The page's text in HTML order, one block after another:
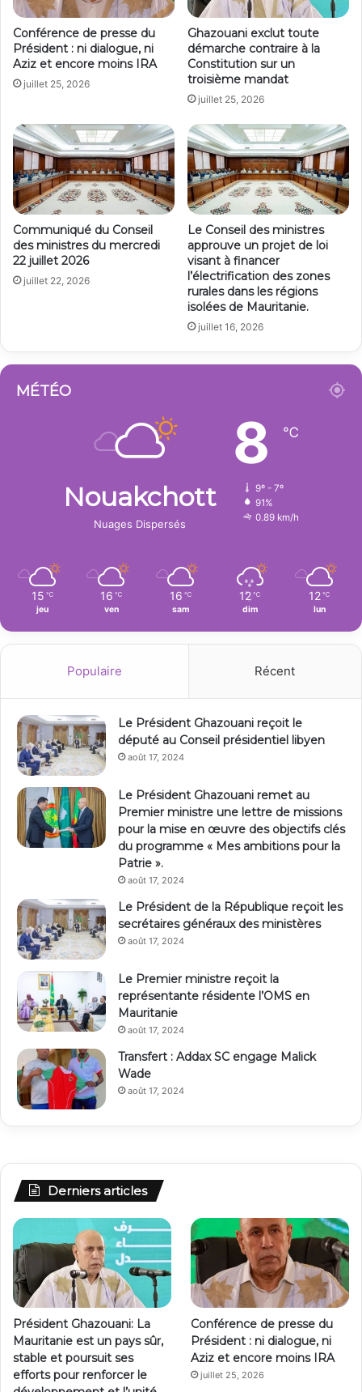
Conférence de presse du
Président : ni dialogue, ni
Aziz et encore moins IRA
juillet 25, 2026
Ghazouani exclut toute
démarche contraire à la
Constitution sur un
troisième mandat
juillet 25, 2026
Communiqué du Conseil
des ministres du mercredi
22 juillet 2026
juillet 22, 2026
Le Conseil des ministres
approuve un projet de loi
visant à financer
l’électrification des zones
rurales dans les régions
isolées de Mauritanie.
juillet 16, 2026
MÉTÉO
Nouakchott
Nuages Dispersés
8 ℃
9º - 7º
91%
0.89 km/h
15 ℃
jeu
16 ℃
ven
16 ℃
sam
12 ℃
dim
12 ℃
lun
Populaire Récent
Le Président Ghazouani reçoit le
député au Conseil présidentiel libyen
août 17, 2024
Le Président Ghazouani remet au
Premier ministre une lettre de missions
pour la mise en œuvre des objectifs clés
du programme « Mes ambitions pour la
Patrie ».
août 17, 2024
Le Président de la République reçoit les
secrétaires généraux des ministères
août 17, 2024
Le Premier ministre reçoit la
représentante résidente l’OMS en
Mauritanie
août 17, 2024
Transfert : Addax SC engage Malick
Wade
août 17, 2024
Derniers articles
Président Ghazouani: La
Mauritanie est un pays sûr,
stable et poursuit ses
efforts pour renforcer le
Conférence de presse du
Président : ni dialogue, ni
Aziz et encore moins IRA
juillet 25, 2026